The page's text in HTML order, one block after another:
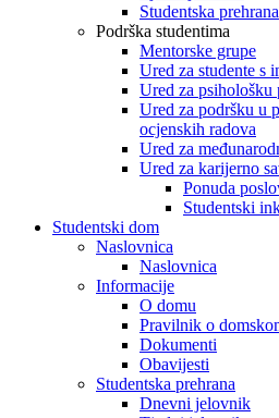
Studentska prehrana
Podrška studentima
Mentorske grupe
Ured za studente s
Ured za psihološku
Ured za podršku u
ocjenskih radova
Ured za
Ured za karijerno
Ponuda
Studentski
Studentski dom
Naslovnica
Naslovnica
Informacije
O domu
Pravilnik o
Dokumenti
Obavijesti
Studentska prehrana
Dnevni jelovnik